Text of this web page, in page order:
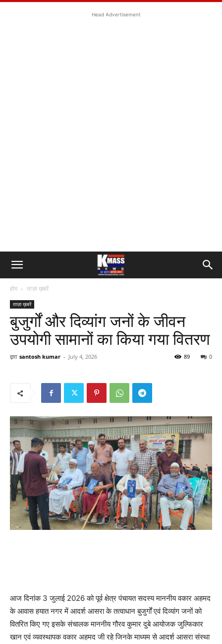
Head Advertisement
होम ताज़ा ख़बरें
ताज़ा ख़बरें
बुजुर्गों और दिव्यांग जनों के जीवन
उपयोगी सामानों का किया गया वितरण
द्वारा santosh kumar - July 4, 2026 0
89
आज दिनांक 3 जुलाई 2026 को पूर्व क्षेत्र पंचायत सदस्य माननीय वकार अहमद
के आवास हयात नगर में आदर्श आसरा के तत्वाधान बुजुर्गों एवं दिव्यांग जनों को
वितरित किए गए इसके संचालक माननीय गौरव कुमार दुबे आयोजक जुल्फिकार
खान एवं व्यवस्थापक वकार अहमद जी रहे जिनके माध्यम से आदर्श आसरा संस्था